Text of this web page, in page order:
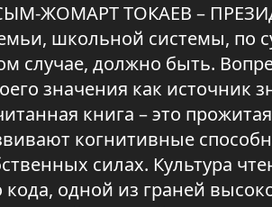
ЖОМАРТ ТОКАЕВ –
школьной системы, по
случае, должно быть.
значения как источник
книга – это
когнитивные
силах. Культура
кода, одной из граней